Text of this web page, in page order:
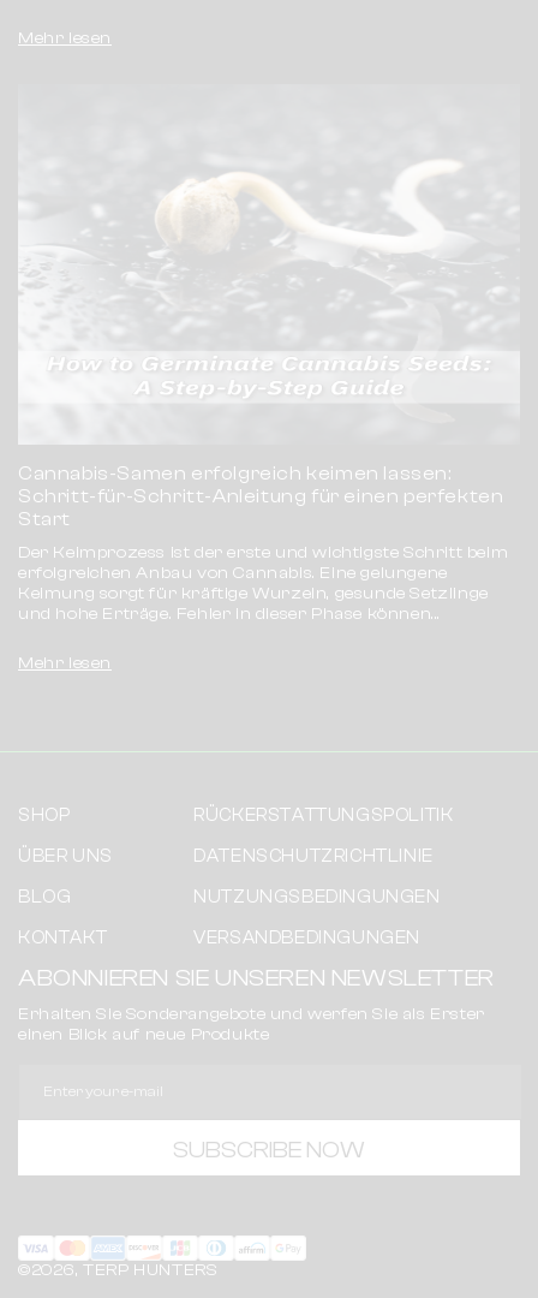
Mehr lesen
Cannabis-Samen erfolgreich keimen lassen:
Schritt-für-Schritt-Anleitung für einen perfekten
Start
Der Keimprozess ist der erste und wichtigste Schritt beim
erfolgreichen Anbau von Cannabis. Eine gelungene
Keimung sorgt für kräftige Wurzeln, gesunde Setzlinge
und hohe Erträge. Fehler in dieser Phase können...
Mehr lesen
SHOP
ÜBER UNS
BLOG
KONTAKT
RÜCKERSTATTUNGSPOLITIK
DATENSCHUTZRICHTLINIE
NUTZUNGSBEDINGUNGEN
VERSANDBEDINGUNGEN
ABONNIEREN SIE UNSEREN NEWSLETTER
Erhalten Sie Sonderangebote und werfen Sie als Erster
einen Blick auf neue Produkte
Enter your e-mail
SUBSCRIBE NOW
©2026, TERP HUNTERS